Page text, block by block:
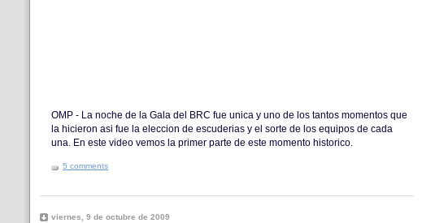
OMP - La noche de la Gala del BRC fue unica y uno de los tantos momentos que
la hicieron asi fue la eleccion de escuderias y el sorte de los equipos de cada
una. En este video vemos la primer parte de este momento historico.
5 comments
viernes, 9 de octubre de 2009